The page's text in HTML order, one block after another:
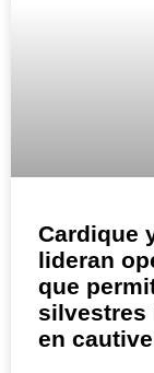
Cardique
lideran
que
silvestres
en